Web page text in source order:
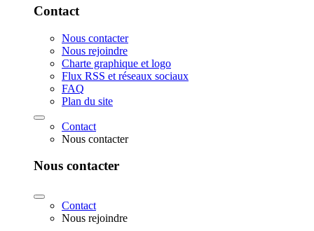
Contact
Nous contacter
Nous rejoindre
Charte graphique et logo
Flux RSS et réseaux sociaux
FAQ
Plan du site
Contact
Nous contacter
Nous contacter
Contact
Nous rejoindre